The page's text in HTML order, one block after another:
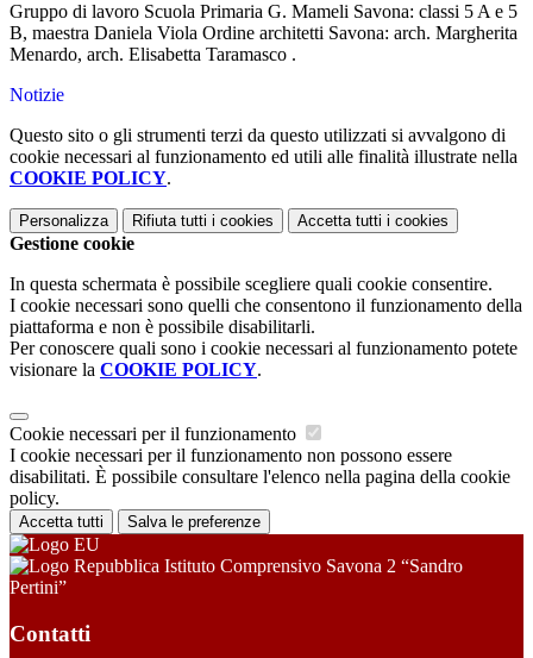
Gruppo di lavoro Scuola Primaria G. Mameli Savona: classi 5 A e 5
B, maestra Daniela Viola Ordine architetti Savona: arch. Margherita
Menardo, arch. Elisabetta Taramasco .
Notizie
Questo sito o gli strumenti terzi da questo utilizzati si avvalgono di
cookie necessari al funzionamento ed utili alle finalità illustrate nella
COOKIE POLICY.
Personalizza Rifiuta tutti i cookies Accetta tutti i cookies
Gestione cookie
In questa schermata è possibile scegliere quali cookie consentire.
I cookie necessari sono quelli che consentono il funzionamento della
piattaforma e non è possibile disabilitarli.
Per conoscere quali sono i cookie necessari al funzionamento potete
visionare la COOKIE POLICY.
Cookie necessari per il funzionamento
I cookie necessari per il funzionamento non possono essere
disabilitati. È possibile consultare l'elenco nella pagina della cookie
policy.
Accetta tutti Salva le preferenze
Istituto Comprensivo Savona 2 “Sandro
Pertini”
Contatti